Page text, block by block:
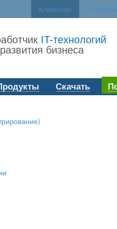
Клиентам
IT-технологий
бизнеса
Скачать